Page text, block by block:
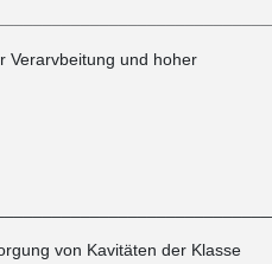
Verarvbeitung und hoher
von Kavitäten der Klasse